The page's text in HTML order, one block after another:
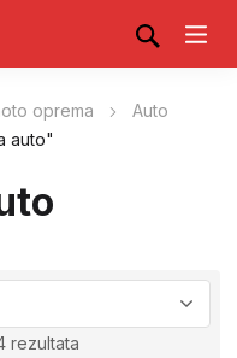
oprema
Auto
auto"
rezultata